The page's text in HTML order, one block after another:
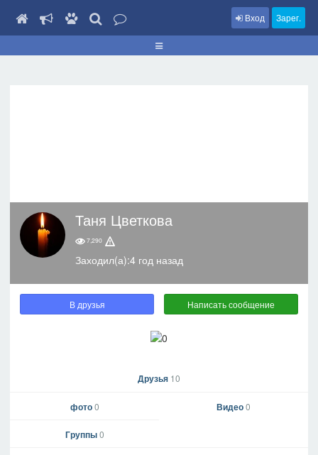
Вход Зарег.
Таня Цветкова
7,290
Заходил(а):4 год назад
В друзья Написать сообщение
Друзья 10
фото0 Видео0
Группы0